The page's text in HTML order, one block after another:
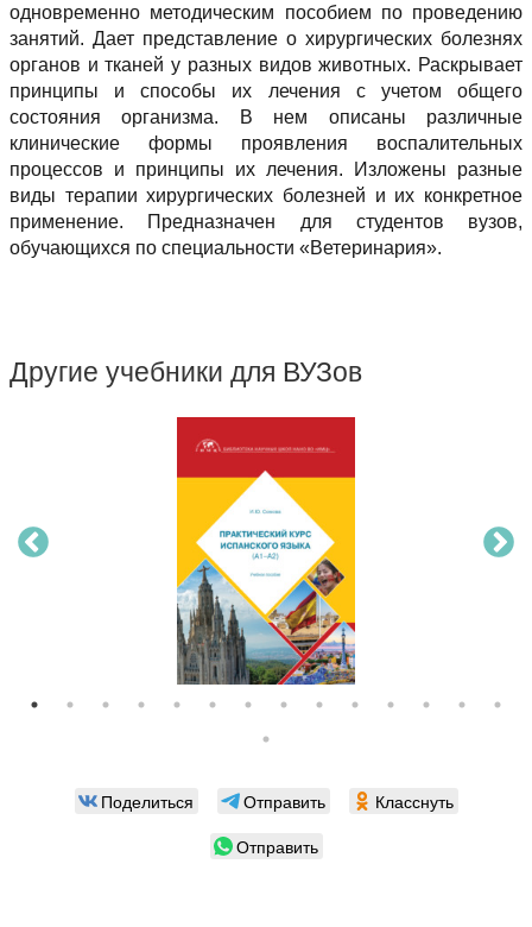
одновременно методическим пособием по проведению
занятий. Дает представление о хирургических болезнях
органов и тканей у разных видов животных. Раскрывает
принципы и способы их лечения с учетом общего
состояния организма. В нем описаны различные
клинические формы проявления воспалительных
процессов и принципы их лечения. Изложены разные
виды терапии хирургических болезней и их конкретное
применение. Предназначен для студентов вузов,
обучающихся по специальности «Ветеринария».
Другие учебники для ВУЗов
Поделиться Отправить
Класснуть
Отправить